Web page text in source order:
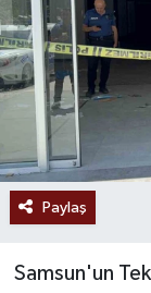
Paylaş
Samsun'un